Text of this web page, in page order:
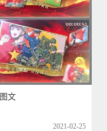
图文
2021-02-25